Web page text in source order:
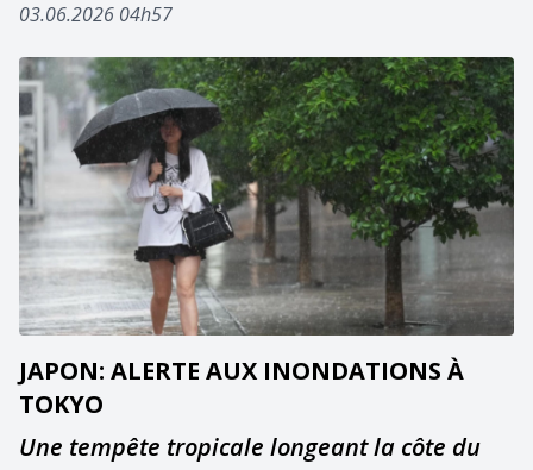
03.06.2026 04h57
JAPON: ALERTE AUX INONDATIONS À
TOKYO
Une tempête tropicale longeant la côte du